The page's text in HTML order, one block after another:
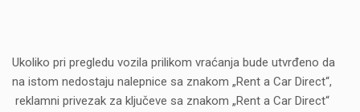
Ukoliko pri pregledu vozila prilikom vraćanja bude utvrđeno da
na istom nedostaju nalepnice sa znakom „Rent a Car Direct“,
reklamni privezak za ključeve sa znakom „Rent a Car Direct“